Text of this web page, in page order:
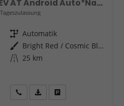
GL+ Comfort 1.4 MHEV AT Android Auto*Navi*SHZ*ACC*Kamera*Klimauto*LED*PrivacyGlas
Getriebe Automatik
Außenfarbe
Bright Red / Cosmic Black Pearl Metallic
Kilometerstand 25 km
Wir rufen Sie anFahrzeugexposé (PDF)